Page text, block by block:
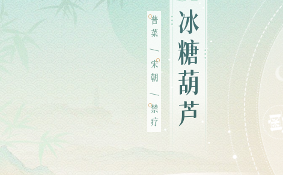
冰
糖
葫
芦
普菜
/
宋朝
/
禁疗